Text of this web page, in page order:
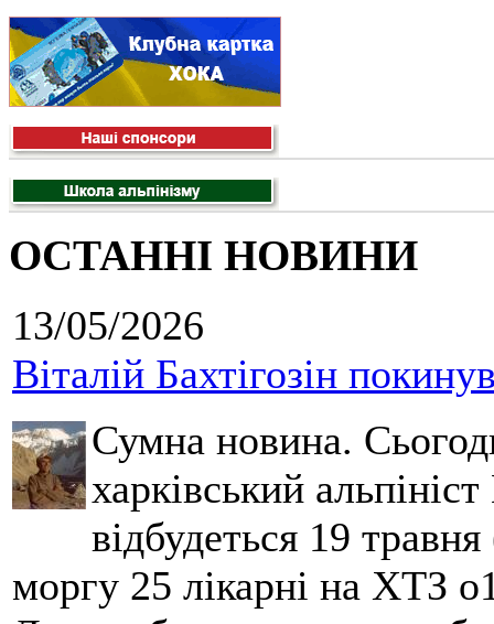
ОСТАННІ НОВИНИ
13/05/2026
Віталій Бахтігозін
Сумна новина.
харківський
відбудеться 19
моргу 25 лікарні на ХТЗ